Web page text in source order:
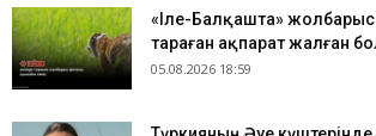
«Іле-Балқашта» жолбарыс
тараған ақпарат жалған
05.08.2026 18:59